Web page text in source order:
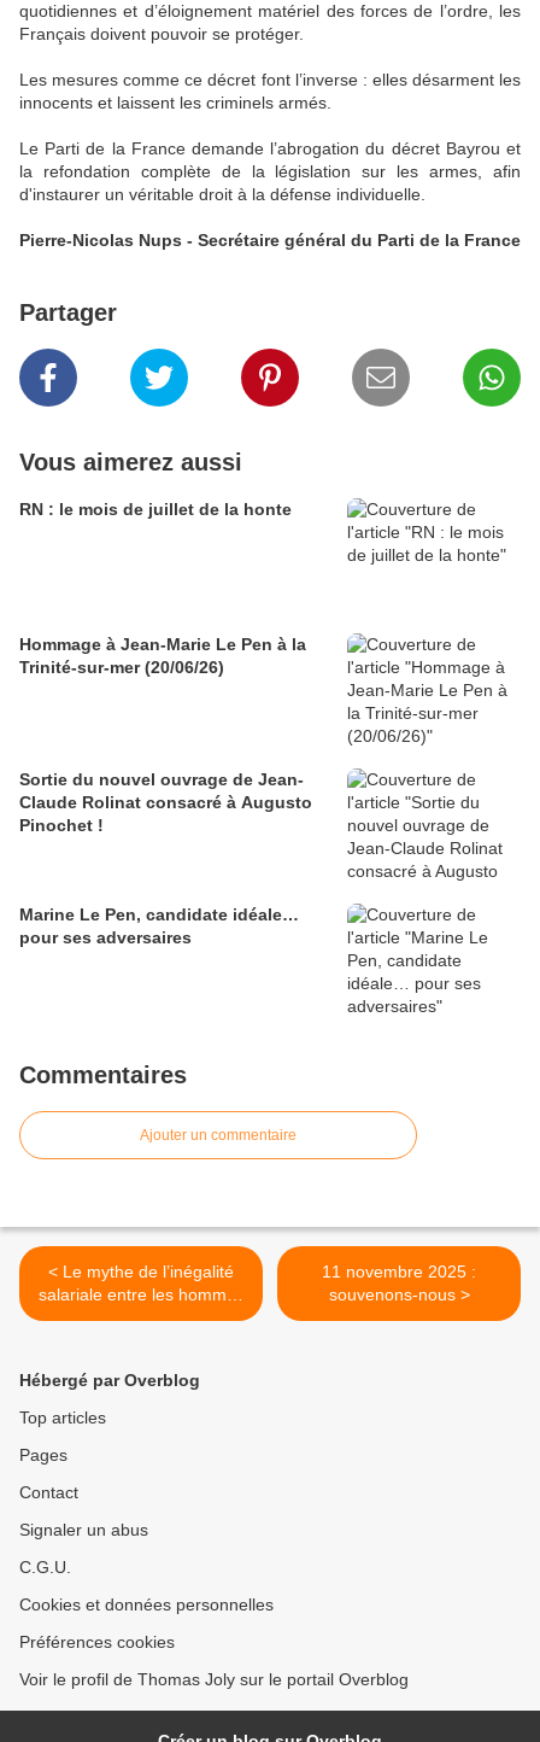
quotidiennes et d’éloignement matériel des forces de l’ordre, les
Français doivent pouvoir se protéger.
Les mesures comme ce décret font l’inverse : elles désarment les
innocents et laissent les criminels armés.
Le Parti de la France demande l’abrogation du décret Bayrou et
la refondation complète de la législation sur les armes, afin
d'instaurer un véritable droit à la défense individuelle.
Pierre-Nicolas Nups - Secrétaire général du Parti de la France
Partager
Vous aimerez aussi
RN : le mois de juillet de la honte
Hommage à Jean-Marie Le Pen à la
Trinité-sur-mer (20/06/26)
Sortie du nouvel ouvrage de Jean-
Claude Rolinat consacré à Augusto
Pinochet !
Marine Le Pen, candidate idéale…
pour ses adversaires
Commentaires
Ajouter un commentaire
< Le mythe de l’inégalité
salariale entre les hommes
et les femmes
11 novembre 2025 :
souvenons-nous >
Hébergé par Overblog
Top articles
Pages
Contact
Signaler un abus
C.G.U.
Cookies et données personnelles
Préférences cookies
Voir le profil de Thomas Joly sur le portail Overblog